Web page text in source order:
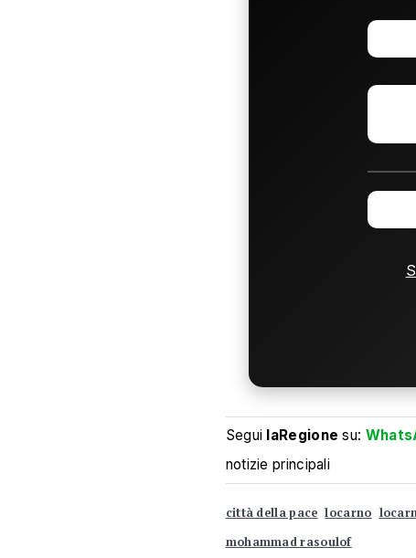
Segui laRegione su:
notizie principali
città della pace locarno
mohammad rasoulof